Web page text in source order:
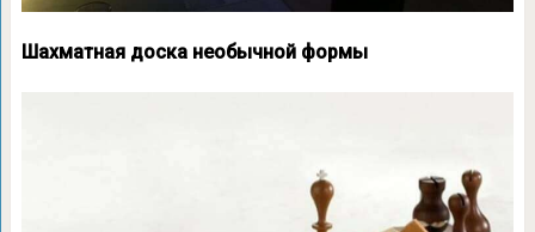
Шахматная доска необычной формы